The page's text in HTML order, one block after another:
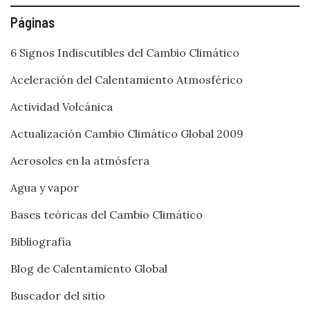
Páginas
6 Signos Indiscutibles del Cambio Climático
Aceleración del Calentamiento Atmosférico
Actividad Volcánica
Actualización Cambio Climático Global 2009
Aerosoles en la atmósfera
Agua y vapor
Bases teóricas del Cambio Climático
Bibliografía
Blog de Calentamiento Global
Buscador del sitio